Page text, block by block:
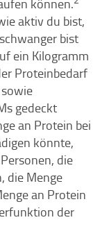
können.
aktiv du bist,
bist
ein Kilogramm
Proteinbedarf
gedeckt
an Protein bei
könnte,
die
die Menge
an Protein
der